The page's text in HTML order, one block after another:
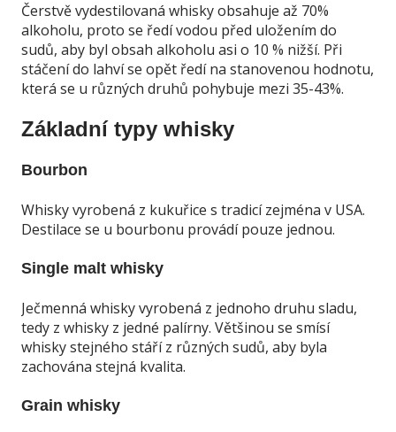
Čerstvě vydestilovaná whisky obsahuje až 70%
alkoholu, proto se ředí vodou před uložením do
sudů, aby byl obsah alkoholu asi o 10 % nižší. Při
stáčení do lahví se opět ředí na stanovenou hodnotu,
která se u různých druhů pohybuje mezi 35-43%.
Základní typy whisky
Bourbon
Whisky vyrobená z kukuřice s tradicí zejména v USA.
Destilace se u bourbonu provádí pouze jednou.
Single malt whisky
Ječmenná whisky vyrobená z jednoho druhu sladu,
tedy z whisky z jedné palírny. Většinou se smísí
whisky stejného stáří z různých sudů, aby byla
zachována stejná kvalita.
Grain whisky